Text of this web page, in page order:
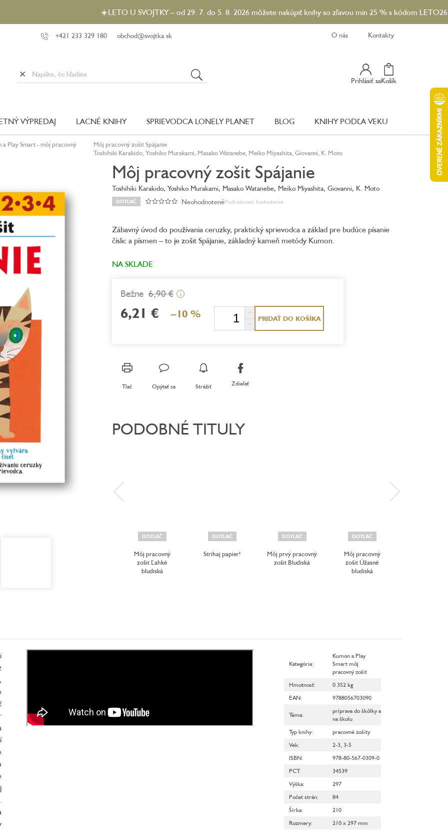
☀️LETO U SVOJTKY – od 29. 7. do 5. 8. 2026 môžete nakúpiť knihy so zľavou min 25 % s kódom LETO26. A ku
+421 233 329 180 obchod@svojtka.sk O nás Kontakty
Prihlásiť sa
Nákupný
Košík
VÝPREDAJ LACNÉ KNIHY SPRIEVODCA LONELY PLANET BLOG KNIHY PODĽA VEKU
a Play Smart - môj pracovný
Môj pracovný zošit Spájanie
Toshihiki Karakido, Yoshiko Murakami, Masako Watanebe, Meiko Miyashita, Giovanni, K. Moto
Môj pracovný zošit Spájanie
Toshihiki Karakido, Yoshiko Murakami, Masako Watanebe, Meiko Miyashita, Giovanni, K. Moto
Podrobnosti hodnotenia
DOTLAČ
Priemerné
je
0,0
Neohodnotené
Zábavný úvod do používania ceruzky, praktický sprievodca a základ pre budúce písanie
číslic a písmen – to je zošit Spájanie, základný kameň metódy Kumon.
NA SKLADE
6,90 € i
6,21 € –10 % PRIDAŤ DO KOŠÍKA
Tlač Opýtať sa Strážiť Zdieľať
PODOBNÉ TITULY
DOTLAČ
Môj pracovný
zošit Ľahké
bludiská
DOTLAČ
Strihaj papier!
DOTLAČ
Môj prvý pracovný
zošit Bludiská
DOTLAČ
Môj pracovný
zošit Úžasné
bludiská
Kategória:
Kumon a Play
Smart môj
pracovný zošit
Hmotnosť:
0.352 kg
EAN: 9788056703090
Téma:
príprava do škôlky a
na školu
Typ knihy:
pracovné zošity
Vek: 2-3, 3-5
ISBN:
978-80-567-0309-0
PCT:
34539
Výška:
297
Počet strán:
84
Šírka:
210
Rozmery:
210 x 297 mm